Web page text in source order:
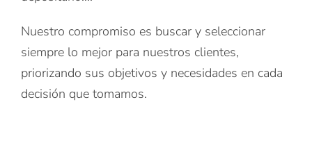
Nuestro compromiso es buscar y seleccionar
siempre lo mejor para nuestros clientes,
priorizando sus objetivos y necesidades en cada
decisión que tomamos.